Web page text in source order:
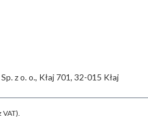
z o. o., Kłaj 701,32-015 Kłaj